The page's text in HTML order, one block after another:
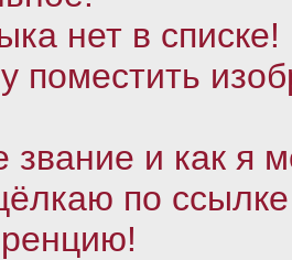
нет в списке!
поместить
звание и как я
по